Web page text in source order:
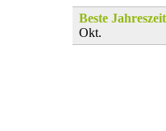
Beste
Okt.